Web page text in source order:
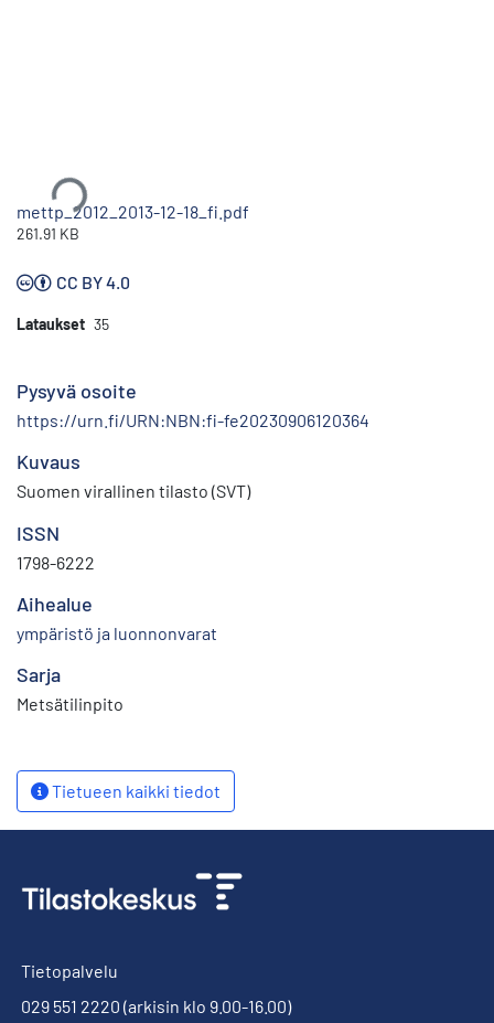
mettp_2012_2013-12-18_fi.pdf
261.91 KB
CC BY 4.0
Lataukset 35
Pysyvä osoite
https://urn.fi/URN:NBN:fi-fe20230906120364
Kuvaus
Suomen virallinen tilasto (SVT)
ISSN
1798-6222
Aihealue
ympäristö ja luonnonvarat
Sarja
Metsätilinpito
Tietueen kaikki tiedot
Tietopalvelu
029 551 2220 (arkisin klo 9.00-16.00)